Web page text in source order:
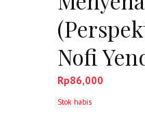
Nofi
Rp86,000
Stok habis